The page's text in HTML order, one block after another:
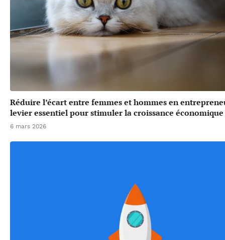
Réduire l’écart entre femmes et hommes en
levier essentiel pour stimuler la croissance économique
6 mars 2026